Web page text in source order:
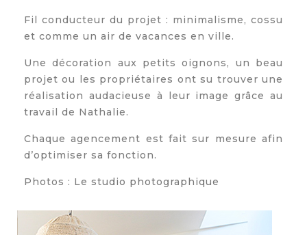
Fil conducteur du projet : minimalisme, cossu
et comme un air de vacances en ville.
Une décoration aux petits oignons, un beau
projet ou les propriétaires ont su trouver une
réalisation audacieuse à leur image grâce au
travail de Nathalie.
Chaque agencement est fait sur mesure afin
d’optimiser sa fonction.
Photos : Le studio photographique